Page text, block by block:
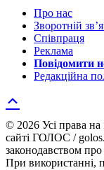
Про нас
Зворотній
Співпраця
Реклама
Повідомити
Редакційна
© 2026 Усі права на
сайті ГОЛОС /
законодавством про
При використанні,